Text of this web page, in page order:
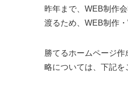
昨年まで、WEB制作
渡るため、WEB制作
勝てるホームページ
略については、下記を